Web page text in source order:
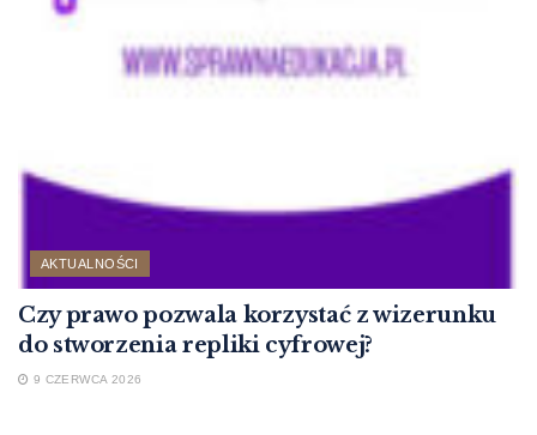
AKTUALNOŚCI
Czy prawo pozwala korzystać z wizerunku
do stworzenia repliki cyfrowej?
9 CZERWCA 2026